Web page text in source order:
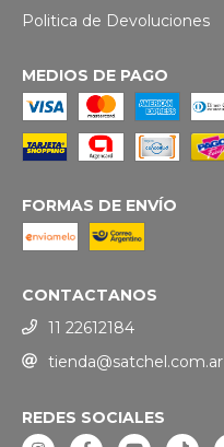
Politica de Devoluciones
MEDIOS DE PAGO
FORMAS DE ENVÍO
CONTACTANOS
11 22612184
tienda@satchel.com.ar
REDES SOCIALES